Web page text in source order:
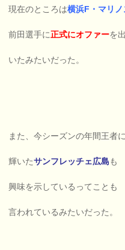
現在のところは横浜F・マリノ
前田選手に正式にオファーを
いたみたいだった。
また、今シーズンの年間王者
輝いたサンフレッチェ広島も
興味を示しているってことも
言われているみたいだった。